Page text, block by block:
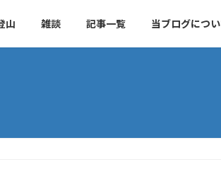
山 雑談 記事一覧 当ブログにつ